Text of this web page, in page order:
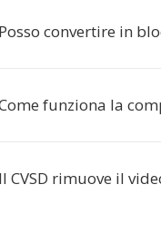
Posso convertire in
funziona la
Il CVSD rimuove il